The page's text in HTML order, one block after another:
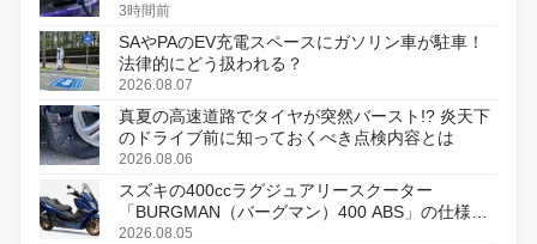
3時間前
SAやPAのEV充電スペースにガソリン車が駐車！
法律的にどう扱われる？
2026.08.07
真夏の高速道路でタイヤが突然バースト!? 炎天下
のドライブ前に知っておくべき点検内容とは
2026.08.06
スズキの400ccラグジュアリースクーター
「BURGMAN（バーグマン）400 ABS」の仕様を
変更し、8月18日に発売
2026.08.05